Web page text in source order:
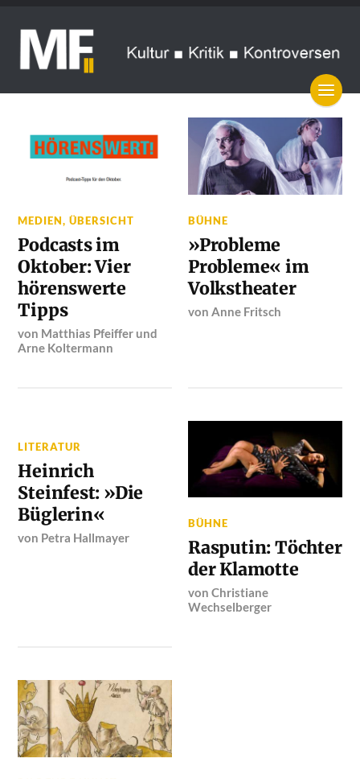
MEDIEN,ÜBERSICHT
Podcasts im
Oktober: Vier
hörenswerte
Tipps
von Matthias Pfeiffer und
Arne Koltermann
BÜHNE
»Probleme
Probleme« im
Volkstheater
von Anne Fritsch
LITERATUR
Heinrich
Steinfest: »Die
Büglerin«
von Petra Hallmayer
BÜHNE
Rasputin: Töchter
der Klamotte
vonChristiane
Wechselberger